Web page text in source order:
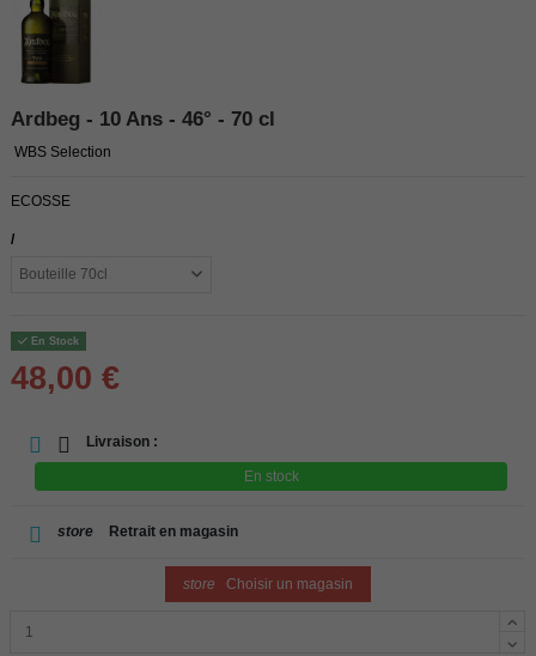
Ardbeg - 10 Ans - 46° - 70 cl
WBS Selection
ECOSSE
/
En Stock
48,00 €
Livraison :
En stock
store Retrait en magasin
store Choisir un magasin